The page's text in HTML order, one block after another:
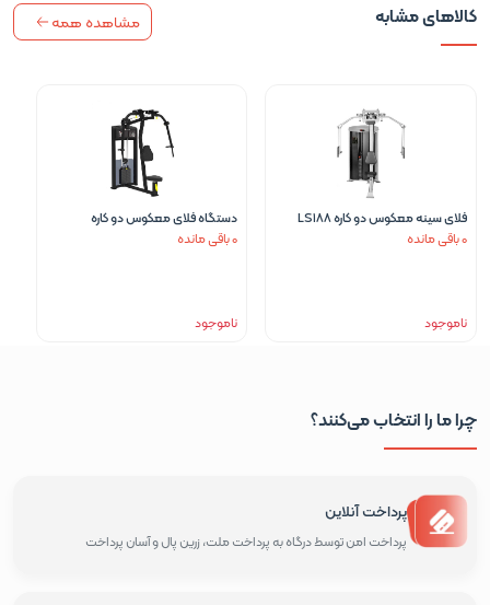
کالاهای مشابه مشاهده همه
فلای سینه معکوس دو کاره LS188
0 باقی مانده
ناموجود
دستگاه فلای معکوس دو کاره
ایمپالس مدل IF9315
0 باقی مانده
ناموجود
چرا ما را انتخاب می‌کنند؟
پرداخت آنلاین
پرداخت امن توسط درگاه به پرداخت ملت، زرین پال و آسان پرداخت